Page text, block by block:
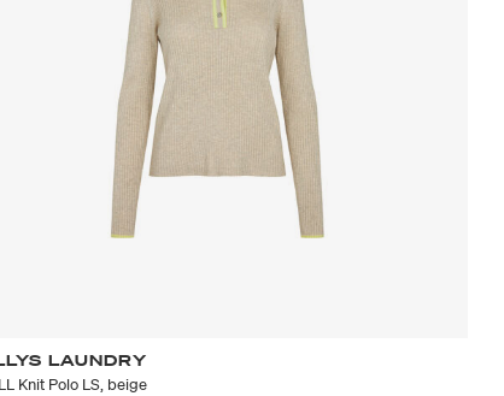
LAUNDRY
Knit Polo LS, beige